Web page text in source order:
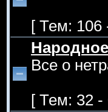
[ Тем: 106
Все о
[ Тем: 32 -